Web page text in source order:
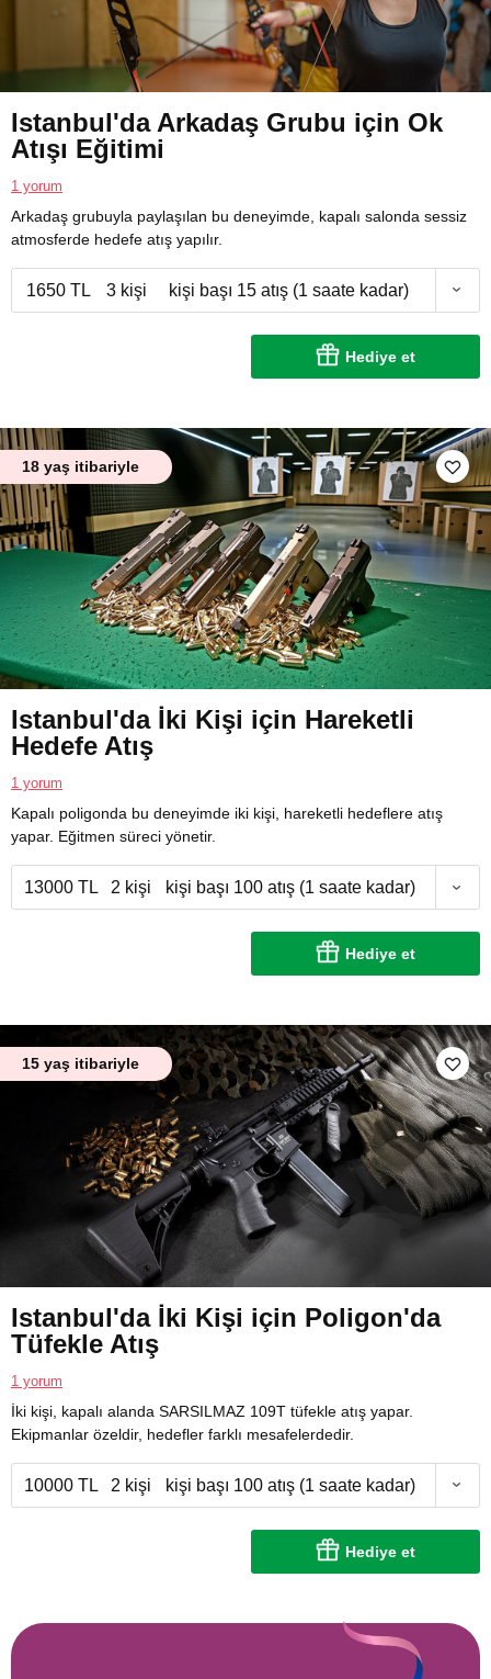
Istanbul'da Arkadaş Grubu için Ok
Atışı Eğitimi
1 yorum
Arkadaş grubuyla paylaşılan bu deneyimde, kapalı salonda sessiz
atmosferde hedefe atış yapılır.
1650 TL 3 kişi kişi başı 15 atış (1 saate kadar)
Hediye et
18 yaş itibariyle
Istanbul'da İki Kişi için Hareketli
Hedefe Atış
1 yorum
Kapalı poligonda bu deneyimde iki kişi, hareketli hedeflere atış
yapar. Eğitmen süreci yönetir.
13000 TL 2 kişi kişi başı 100 atış (1 saate kadar)
Hediye et
15 yaş itibariyle
Istanbul'da İki Kişi için Poligon'da
Tüfekle Atış
1 yorum
İki kişi, kapalı alanda SARSILMAZ 109T tüfekle atış yapar.
Ekipmanlar özeldir, hedefler farklı mesafelerdedir.
10000 TL 2 kişi kişi başı 100 atış (1 saate kadar)
Hediye et